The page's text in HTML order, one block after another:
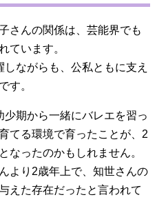
さんの関係は、芸能界でも
ています。
ながらも、公私ともに支え
す。
期から一緒にバレエを習っ
てる環境で育ったことが、2
なったのかもしれません。
より2歳年上で、知世さんの
えた存在だったと言われて